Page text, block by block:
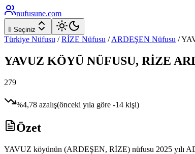
nufusune.com
İl Seçiniz
Türkiye Nüfusu / RİZE Nüfusu / ARDEŞEN Nüfusu /
YAVUZ KÖYÜ NÜFUSU, RİZE
279
%4,78 azalış(önceki yıla göre -14 kişi)
Özet
YAVUZ köyünün (ARDEŞEN, RİZE) nüfusu 2025 yılı